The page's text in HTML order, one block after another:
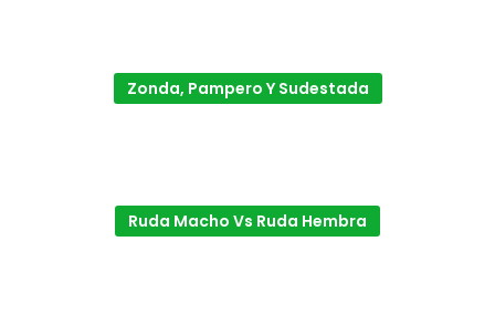
Zonda, Pampero Y Sudestada
Ruda Macho Vs Ruda Hembra